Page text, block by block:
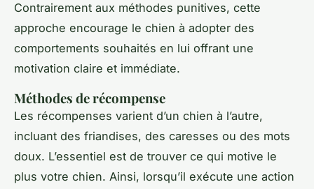
Contrairement aux méthodes punitives, cette
approche encourage le chien à adopter des
comportements souhaités en lui offrant une
motivation claire et immédiate.
Méthodes de récompense
Les récompenses varient d’un chien à l’autre,
incluant des friandises, des caresses ou des mots
doux. L’essentiel est de trouver ce qui motive le
plus votre chien. Ainsi, lorsqu’il exécute une action